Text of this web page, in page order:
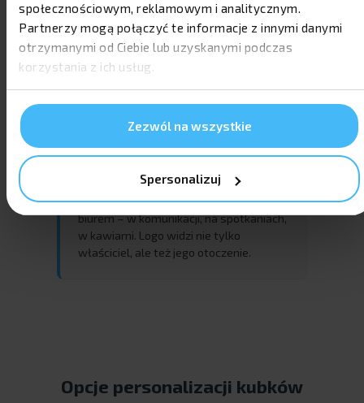
społecznościowym, reklamowym i analitycznym.
Partnerzy mogą połączyć te informacje z innymi danymi
otrzymanymi od Ciebie lub uzyskanymi podczas
korzystania z ich usług.
Zezwól na wszystkie
Spersonalizuj
Uniwersalność
Sprawdzą się w każdej branży – od IT po
medycynę. Są idealnym elementem
Welcome Packów dla nowych
pracowników i zestawów
Mobilna ekspozycja
Termos lub travel mug to reklama poza
biurem – w komunikacji, na spotkaniach,
w kawiarni. Logo widzi nie tylko
właściciel, ale też jego otoczenie.
Opcje personalizacji kubków